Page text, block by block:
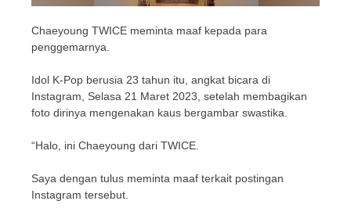
Chaeyoung TWICE meminta maaf kepada para
penggemarnya.
Idol K-Pop berusia 23 tahun itu, angkat bicara di
Instagram, Selasa 21 Maret 2023, setelah membagikan
foto dirinya mengenakan kaus bergambar swastika.
“Halo, ini Chaeyoung dari TWICE.
Saya dengan tulus meminta maaf terkait postingan
Instagram tersebut.